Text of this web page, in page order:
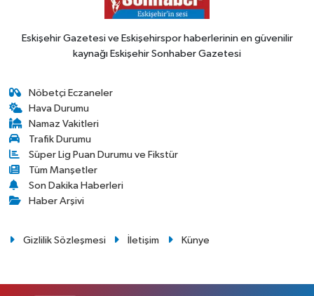
Eskişehir Gazetesi ve Eskişehirspor haberlerinin en güvenilir
kaynağı Eskişehir Sonhaber Gazetesi
Nöbetçi Eczaneler
Hava Durumu
Namaz Vakitleri
Trafik Durumu
Süper Lig Puan Durumu ve Fikstür
Tüm Manşetler
Son Dakika Haberleri
Haber Arşivi
Gizlilik Sözleşmesi İletişim Künye